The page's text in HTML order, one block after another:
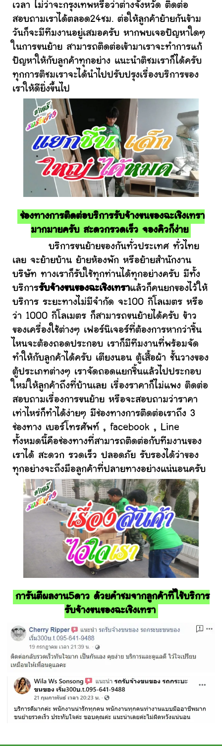
เวลา ไม่ว่าจะกรุงเทพหรือว่าต่างจังหวัด ติดต่อ
สอบถามเราได้ตลอด24ชม. ต่อให้ลูกค้าย้ายกันข้าม
วันก็จะมีทีมงานอยู่เสมอครับ หากพบเจอปัญหาใดๆ
ในการขนย้าย สามารถติดต่อเข้ามาเราจะทำการแก้
ปัญหาให้กับลูกค้าทุกอย่าง แนะนำติชมเราก็ได้ครับ
ทุกการติชมเราจะได้นำไปปรับปรุงเรื่องบริการของ
เราให้ดียิ่งขึ้นไป
ช่องทางการติดต่อบริการรับจ้างขนของฉะเชิงเทรา
มากมายครับ สะดวกรวดเร็ว จองคิวก็ง่าย
บริการขนย้ายของกันทั่วประเทศ ทั่วไทย
เลย จะย้ายบ้าน ย้ายห้องพัก หรือย้ายสำนักงาน
บริษัท ทางเราก็รับใช้ทุกท่านได้ทุกอย่างครับ มีทั้ง
บริการรับจ้างขนของฉะเชิงเทราแล้วก็คนยกของไว้ให้
บริการ ระยะทางไม่มีจำกัด จะ100 กิโลเมตร หรือ
ว่า 1000 กิโลเมตร ก็สามารถขนย้ายได้ครับ ข้าว
ของเครื่องใช้ต่างๆ เฟอร์นิเจอร์ที่ต้องการหากว่าชิ้น
ไหนจะต้องถอดประกอบ เราก็มีทีมงานที่พร้อมจัด
ทำให้กับลูกค้าได้ครับ เตียงนอน ตู้เสื้อผ้า ชั้นวางของ
ตู้ประเภทต่างๆ เราจัดถอดแยกชิ้นแล้วไปประกอบ
ใหม่ให้ลูกค้าถึงที่บ้านเลย เรื่องราคาก็ไม่แพง ติดต่อ
สอบถามเรื่องการขนย้าย หรือจะสอบถามว่าราคา
เท่าไหร่ก็ทำได้ง่ายๆ มีช่องทางการติดต่อเราถึง 3
ช่องทาง เบอร์โทรศัพท์ , facebook , Line
ทั้งหมดนี้คือช่องทางที่สามารถติดต่อกับทีมงานของ
เราได้ สะดวก รวดเร็ว ปลอดภัย รับรองได้ว่าของ
ทุกอย่างจะถึงมือลูกค้าที่ปลายทางอย่างแน่นอนครับ
การันตีผลงาน5ดาว ด้วยคำชมจากลูกค้าที่ใช้บริการ
รับจ้างขนของฉะเชิงเทรา